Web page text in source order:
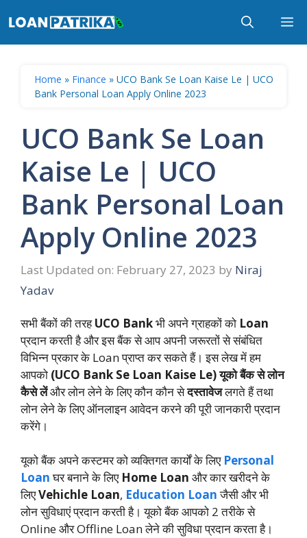
to
content
Home » Finance » UCO Bank Se Loan Kaise Le | UCO
Bank Personal Loan Apply Online 2023
UCO Bank Se Loan
Kaise Le | UCO
Bank Personal Loan
Apply Online 2023
Last Updated on: February 27, 2023 by Niraj
Yadav
सभी बैंकों की तरहUCO Bankभी अपने ग्राहकों को Loan
प्रदान करती है और इस बैंक से आप अपनी जरूरतों से संबंधित
विभिन्न प्रकार के Loan प्राप्त कर सकते हैं। इस लेख में हम
आपको (UCO Bank Se Loan Kaise Le)यूको बैंक से लोन
कैसे लेंऔर लोन लेने के लिए कौन कौन सेदस्तावेजलगते हैं तथा
लोन लेने के लिए ऑनलाइन आवेदन करने की पूरी जानकारी प्रदान
करेंगे।
यूको बैंक अपने कस्टमर को व्यक्तिगत कार्यों के लिए Personal
Loanघर बनाने के लिए Home Loan और कार खरीदने के
लिएVehichle Loan, Education Loanजैसी और भी
लोन सुविधाएं प्रदान करती है। यूको बैंक आपको 2 तरीके से
Online और Offline Loan लेने की सुविधा प्रदान करता है।